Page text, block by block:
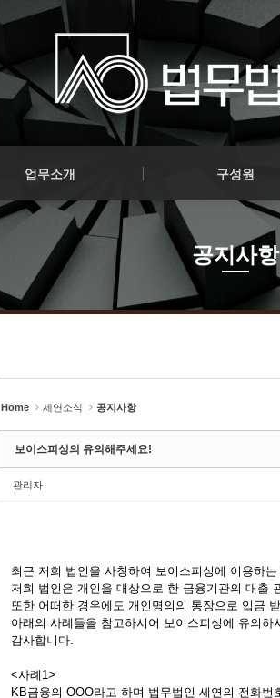
업무소개
트 파이낸스
무
재
구성원
구성원 소개
트 파이낸스
금융
무
공지사항
Home 세연소식 공지사항
보이스피싱의 유의해주세요!
관리자
최근 저희 법인을 사칭하여 보이스피싱에 이용하
저희 법인은 개인을 대상으로 한 금융기관의 대출
또한 어떠한 경우에도 개인명의의 통장으로 입금
아래의 사례들을 참고하시어 보이스피싱에 유의하
감사합니다.
<사례1>
KB금융의 OOO라고 하며 법무법인 세연의 전화